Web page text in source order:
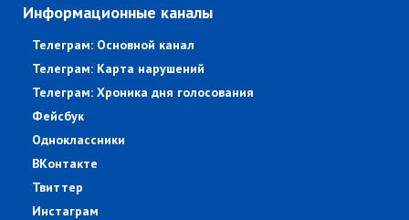
Информационные каналы
Телеграм: Основной канал
Телеграм: Карта нарушений
Телеграм: Хроника дня голосования
Фейсбук
Одноклассники
ВКонтакте
Твиттер
Инстаграм